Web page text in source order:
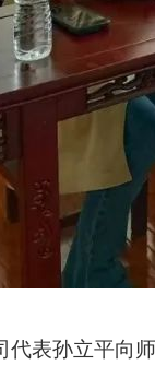
孙立平向师